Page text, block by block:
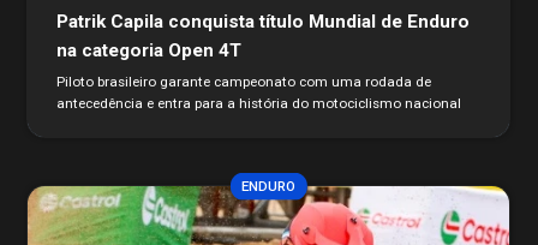
Patrik Capila conquista título Mundial de Enduro
na categoria Open 4T
Piloto brasileiro garante campeonato com uma rodada de
antecedência e entra para a história do motociclismo nacional
ENDURO